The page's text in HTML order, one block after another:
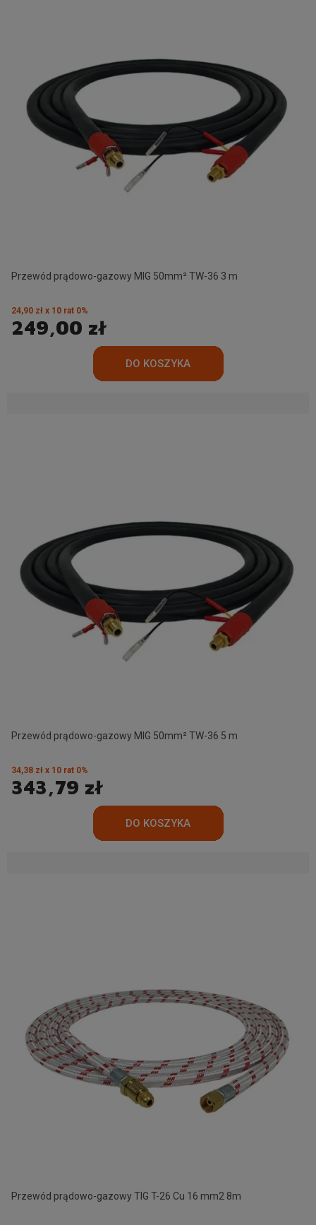
Przewód prądowo-gazowy MIG 50mm² TW-36 3 m
249,00 zł
24,90 zł x 10 rat 0%
Przewód prądowo-gazowy MIG 50mm² TW-36 5 m
343,79 zł
34,38 zł x 10 rat 0%
Przewód prądowo-gazowy TIG T-26 Cu 16 mm2 8m